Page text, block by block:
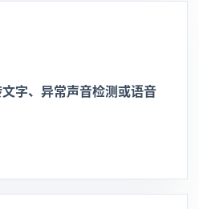
字、异常声音检测或语音